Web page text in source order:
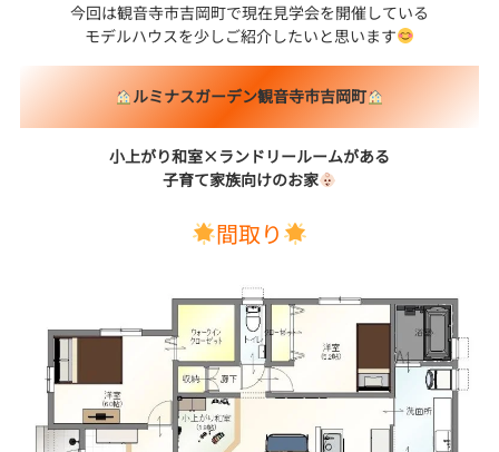
今回は観音寺市吉岡町で現在見学会を開催している
モデルハウスを少しご紹介したいと思います
ルミナスガーデン観音寺市吉岡町
小上がり和室×ランドリールームがある
子育て家族向けのお家
間取り